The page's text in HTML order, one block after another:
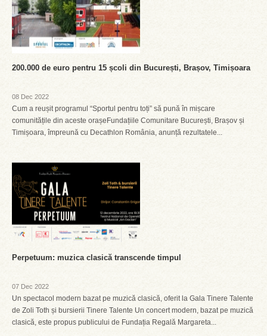
200.000 de euro pentru 15 școli din București, Brașov, Timișoara
08 Dec 2022
Cum a reușit programul “Sportul pentru toți” să pună în mișcare
comunitățile din aceste orașeFundațiile Comunitare București, Brașov și
Timișoara, împreună cu Decathlon România, anunță rezultatele...
Perpetuum: muzica clasică transcende timpul
07 Dec 2022
Un spectacol modern bazat pe muzică clasică, oferit la Gala Tinere Talente
de Zoli Toth și bursierii Tinere Talente Un concert modern, bazat pe muzică
clasică, este propus publicului de Fundația Regală Margareta...